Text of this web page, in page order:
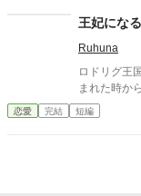
トが「俺と結婚しろ」
ベルトだっ
棄されたこ
に、強引に結婚へ持
の！？』と
突然「やっ
王妃にな
Ruhuna
ロドリグ王国
まれた時か
恋愛 完結 短編